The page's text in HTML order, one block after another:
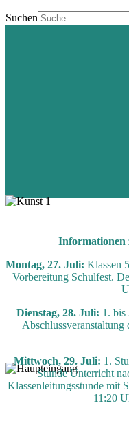
Suchen
Informationen
Montag, 27. Juli: Klassen
Vorbereitung Schulfest.
Dienstag, 28. Juli: 1. bis
Mittwoch, 29. Juli: 1.
Stunde Unterricht
Klassenleitungsstunde mit
11:20